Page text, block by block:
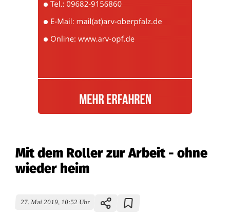
Mit dem Roller zur Arbeit - ohne
wieder heim
27. Mai 2019, 10:52 Uhr